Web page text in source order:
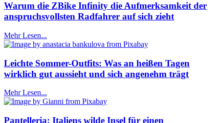
Warum die ZBike Infinity die Aufmerksamkeit der
anspruchsvollsten Radfahrer auf sich zieht
Mehr Lesen...
Leichte Sommer-Outfits: Was an heißen Tagen
wirklich gut aussieht und sich angenehm trägt
Mehr Lesen...
Pantelleria: Italiens wilde Insel für einen